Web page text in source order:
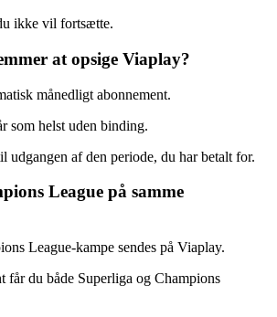
ikke vil fortsætte.
at opsige Viaplay?
månedligt abonnement.
som helst uden binding.
udgangen af den periode, du har betalt for.
League på samme
League-kampe sendes på Viaplay.
får du både Superliga og Champions